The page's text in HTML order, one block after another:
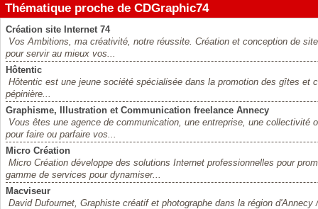
Thématique proche de CDGraphic74
Création site Internet 74
Vos Ambitions, ma créativité, notre réussite. Création et conception de
pour servir au mieux vos...
Hôtentic
Hôtentic est une jeune société spécialisée dans la promotion des gîtes et
pépinière...
Graphisme, Illustration et Communication freelance Annecy
Vous êtes une agence de communication, une entreprise, une collectivité
pour faire ou parfaire vos...
Micro Création
Micro Création développe des solutions Internet professionnelles pour
gamme de services pour dynamiser...
Macviseur
David Dufournet, Graphiste créatif et photographe dans la région